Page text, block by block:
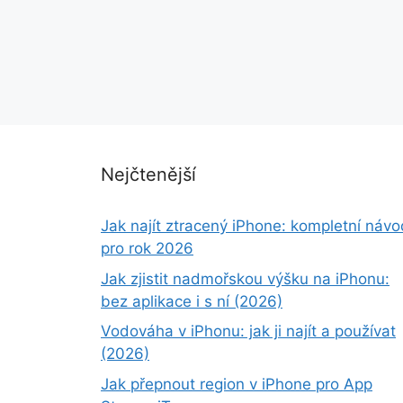
Nejčtenější
Jak najít ztracený iPhone: kompletní
pro rok 2026
Jak zjistit nadmořskou výšku na iPhonu:
bez aplikace i s ní (2026)
Vodováha v iPhonu: jak ji najít a používat
(2026)
Jak přepnout region v iPhone pro App